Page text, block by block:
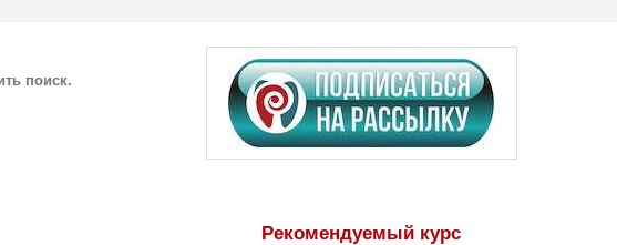
поиск.
Рекомендуемый курс